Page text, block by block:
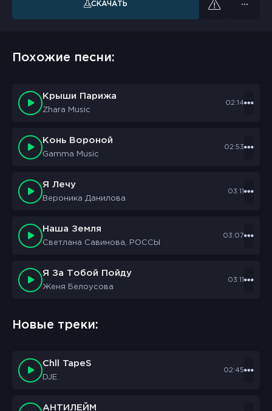
СКАЧАТЬ
Похожие песни:
Крыши Парижа
Zhara Music
02:14
Конь Вороной
Gamma Music
02:53
Я Лечу
Вероника Данилова
03:11
Наша Земля
Светлана Савинова, РОССЫ
03:07
Я За Тобой Пойду
Женя Белоусова
03:11
Новые треки:
Chll TapeS
DJE
02:45
АНТИЛЕЙМ